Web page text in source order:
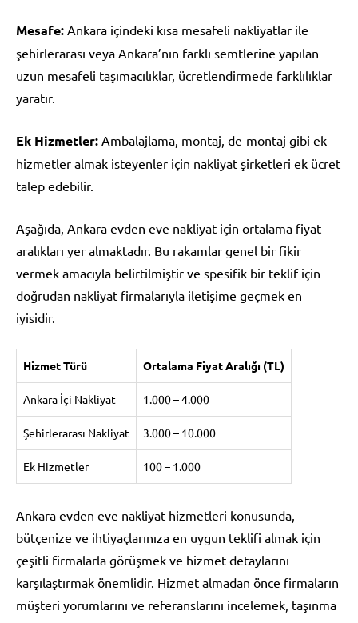
Mesafe: Ankara içindeki kısa mesafeli nakliyatlar ile
şehirlerarası veya Ankara’nın farklı semtlerine yapılan
uzun mesafeli taşımacılıklar, ücretlendirmede farklılıklar
yaratır.
Ek Hizmetler: Ambalajlama, montaj, de-montaj gibi ek
hizmetler almak isteyenler için nakliyat şirketleri ek ücret
talep edebilir.
Aşağıda, Ankara evden eve nakliyat için ortalama fiyat
aralıkları yer almaktadır. Bu rakamlar genel bir fikir
vermek amacıyla belirtilmiştir ve spesifik bir teklif için
doğrudan nakliyat firmalarıyla iletişime geçmek en
iyisidir.
Hizmet Türü Ortalama Fiyat Aralığı (TL)
Ankara İçi Nakliyat 1.000 – 4.000
Şehirlerarası Nakliyat 3.000 – 10.000
Ek Hizmetler 100 – 1.000
Ankara evden eve nakliyat hizmetleri konusunda,
bütçenize ve ihtiyaçlarınıza en uygun teklifi almak için
çeşitli firmalarla görüşmek ve hizmet detaylarını
karşılaştırmak önemlidir. Hizmet almadan önce firmaların
müşteri yorumlarını ve referanslarını incelemek, taşınma